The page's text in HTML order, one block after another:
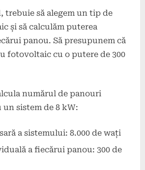
trebuie să alegem un tip de
și să calculăm puterea
panou. Să presupunem că
fotovoltaic cu o putere de 300
numărul de panouri
sistem de 8 kW:
a sistemului: 8.000 de wați
a fiecărui panou: 300 de